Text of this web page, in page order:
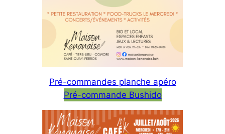
Pré-commandes planche apéro
Pré-commande Bushido